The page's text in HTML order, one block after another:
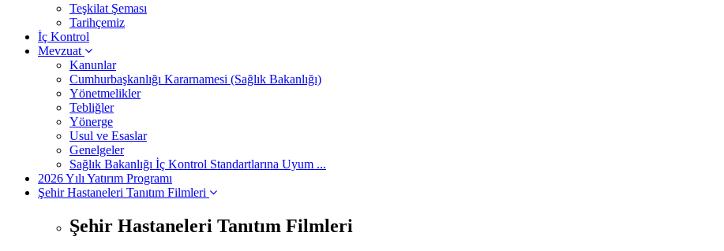
Teşkilat Şeması
Tarihçemiz
İç Kontrol
Mevzuat
Kanunlar
Cumhurbaşkanlığı Kararnamesi (Sağlık Bakanlığı)
Yönetmelikler
Tebliğler
Yönerge
Usul ve Esaslar
Genelgeler
Sağlık Bakanlığı İç Kontrol Standartlarına Uyum ...
2026 Yılı Yatırım Programı
Şehir Hastaneleri Tanıtım Filmleri
Şehir Hastaneleri Tanıtım Filmleri